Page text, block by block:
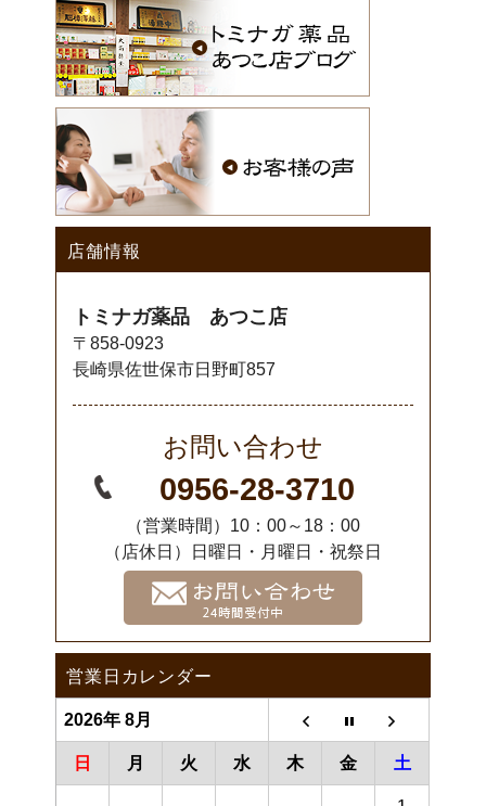
店舗情報
トミナガ薬品 あつこ店
〒858-0923
長崎県佐世保市日野町857
お問い合わせ
0956-28-3710
（営業時間）10：00～18：00
（店休日）日曜日・月曜日・祝祭日
営業日カレンダー
2026年 8月
日 月 火 水 木 金 土